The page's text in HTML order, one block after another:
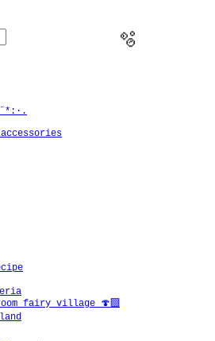
fairy village 🍄‍🟫